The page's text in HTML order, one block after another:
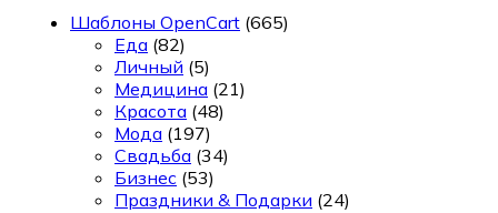
Шаблоны OpenCart (665)
Еда (82)
Личный (5)
Медицина (21)
Красота (48)
Мода (197)
Свадьба (34)
Бизнес (53)
Праздники & Подарки (24)